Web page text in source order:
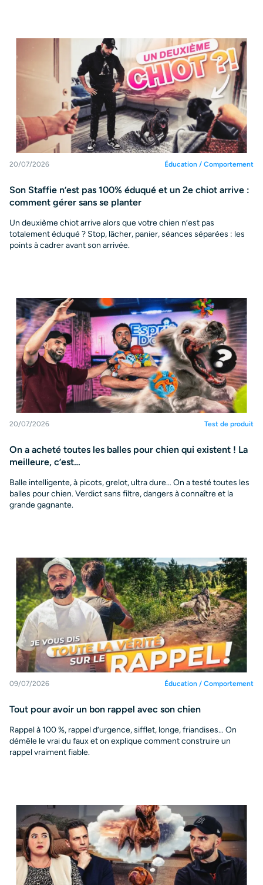
20/07/2026 Éducation / Comportement
Son Staffie n’est pas 100% éduqué et un 2e chiot arrive :
comment gérer sans se planter
Un deuxième chiot arrive alors que votre chien n’est pas
totalement éduqué ? Stop, lâcher, panier, séances séparées : les
points à cadrer avant son arrivée.
20/07/2026 Test de produit
On a acheté toutes les balles pour chien qui existent ! La
meilleure, c’est…
Balle intelligente, à picots, grelot, ultra dure… On a testé toutes les
balles pour chien. Verdict sans filtre, dangers à connaître et la
grande gagnante.
09/07/2026 Éducation / Comportement
Tout pour avoir un bon rappel avec son chien
Rappel à 100 %, rappel d’urgence, sifflet, longe, friandises… On
démêle le vrai du faux et on explique comment construire un
rappel vraiment fiable.